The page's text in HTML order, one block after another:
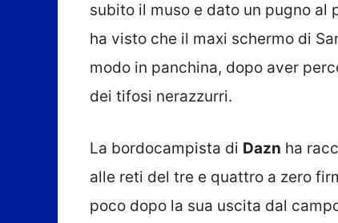
subito il muso e dato un pugno al
ha visto che il maxi schermo di
modo in panchina, dopo aver
dei tifosi nerazzurri.
La bordocampista di Dazn ha
alle reti del tre e quattro a zero
poco dopo la sua uscita dal